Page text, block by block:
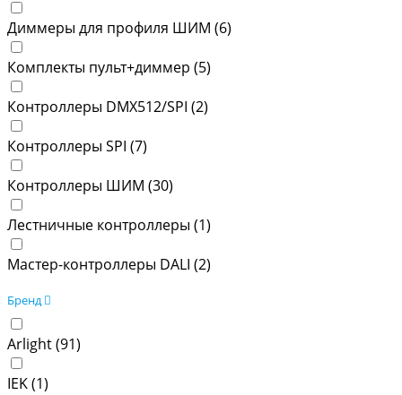
Диммеры для профиля ШИМ (6)
Комплекты пульт+диммер (5)
Контроллеры DMX512/SPI (2)
Контроллеры SPI (7)
Контроллеры ШИМ (30)
Лестничные контроллеры (1)
Мастер-контроллеры DALI (2)
Бренд
Arlight (91)
IEK (1)